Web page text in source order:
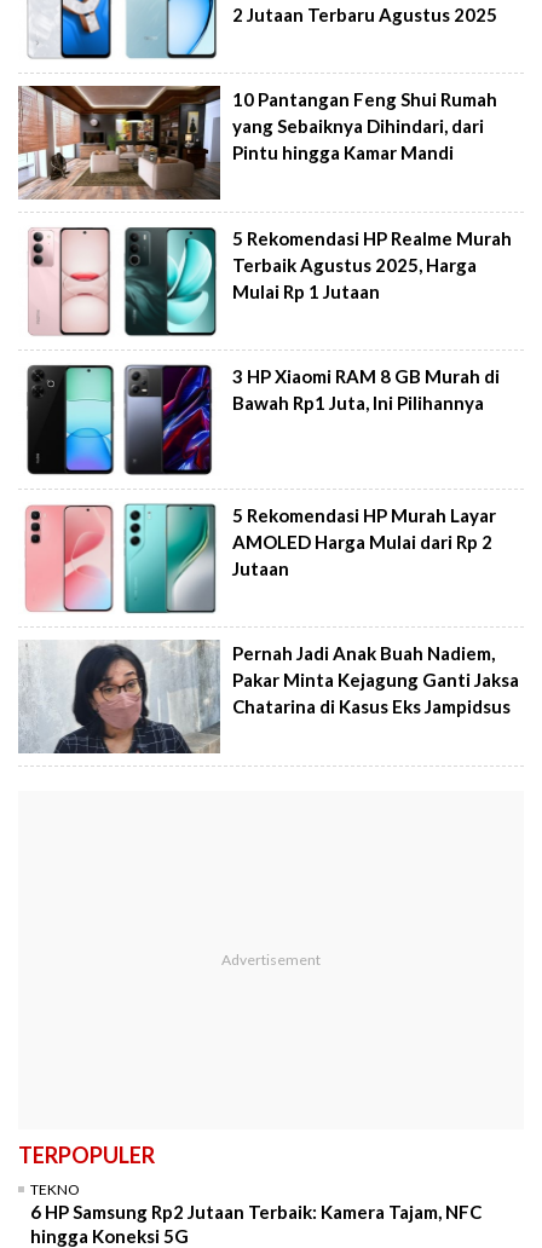
2 Jutaan Terbaru Agustus 2025
10 Pantangan Feng Shui Rumah
yang Sebaiknya Dihindari, dari
Pintu hingga Kamar Mandi
5 Rekomendasi HP Realme Murah
Terbaik Agustus 2025, Harga
Mulai Rp 1 Jutaan
3 HP Xiaomi RAM 8 GB Murah di
Bawah Rp1 Juta, Ini Pilihannya
5 Rekomendasi HP Murah Layar
AMOLED Harga Mulai dari Rp 2
Jutaan
Pernah Jadi Anak Buah Nadiem,
Pakar Minta Kejagung Ganti Jaksa
Chatarina di Kasus Eks Jampidsus
TERPOPULER
TEKNO
6 HP Samsung Rp2 Jutaan Terbaik: Kamera Tajam, NFC
hingga Koneksi 5G